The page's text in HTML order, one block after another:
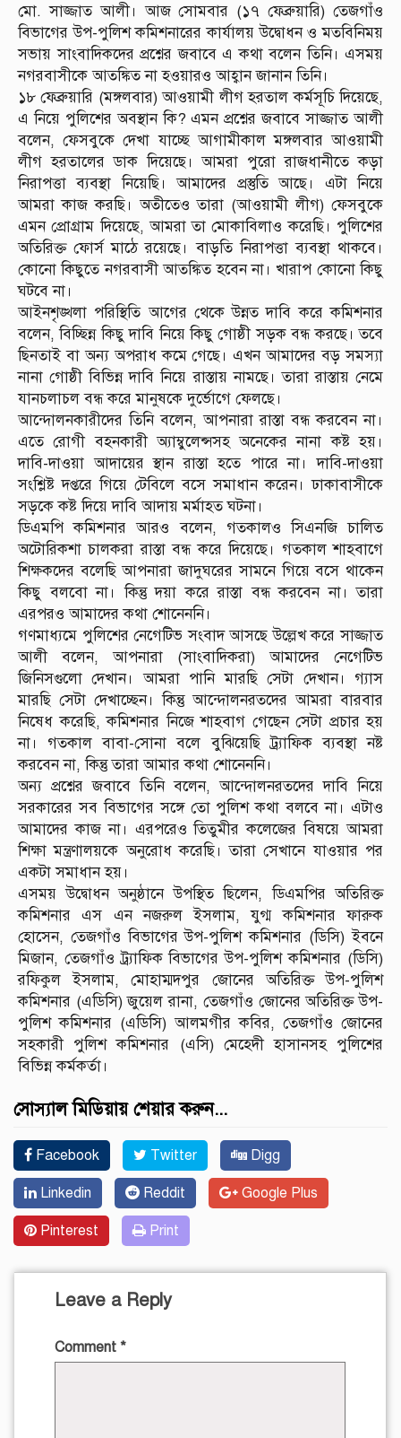
মো. সাজ্জাত আলী। আজ সোমবার (১৭ ফেব্রুয়ারি) তেজগাঁও
বিভাগের উপ-পুলিশ কমিশনারের কার্যালয় উদ্বোধন ও মতবিনিময়
সভায় সাংবাদিকদের প্রশ্নের জবাবে এ কথা বলেন তিনি। এসময়
নগরবাসীকে আতঙ্কিত না হওয়ারও আহ্বান জানান তিনি।
১৮ ফেব্রুয়ারি (মঙ্গলবার) আওয়ামী লীগ হরতাল কর্মসূচি দিয়েছে,
এ নিয়ে পুলিশের অবস্থান কি? এমন প্রশ্নের জবাবে সাজ্জাত আলী
বলেন, ফেসবুকে দেখা যাচ্ছে আগামীকাল মঙ্গলবার আওয়ামী
লীগ হরতালের ডাক দিয়েছে। আমরা পুরো রাজধানীতে কড়া
নিরাপত্তা ব্যবস্থা নিয়েছি। আমাদের প্রস্তুতি আছে। এটা নিয়ে
আমরা কাজ করছি। অতীতেও তারা (আওয়ামী লীগ) ফেসবুকে
এমন প্রোগ্রাম দিয়েছে, আমরা তা মোকাবিলাও করেছি। পুলিশের
অতিরিক্ত ফোর্স মাঠে রয়েছে। বাড়তি নিরাপত্তা ব্যবস্থা থাকবে।
কোনো কিছুতে নগরবাসী আতঙ্কিত হবেন না। খারাপ কোনো কিছু
ঘটবে না।
আইনশৃঙ্খলা পরিস্থিতি আগের থেকে উন্নত দাবি করে কমিশনার
বলেন, বিচ্ছিন্ন কিছু দাবি নিয়ে কিছু গোষ্ঠী সড়ক বন্ধ করছে। তবে
ছিনতাই বা অন্য অপরাধ কমে গেছে। এখন আমাদের বড় সমস্যা
নানা গোষ্ঠী বিভিন্ন দাবি নিয়ে রাস্তায় নামছে। তারা রাস্তায় নেমে
যানচলাচল বন্ধ করে মানুষকে দুর্ভোগে ফেলছে।
আন্দোলনকারীদের তিনি বলেন, আপনারা রাস্তা বন্ধ করবেন না।
এতে রোগী বহনকারী অ্যাম্বুলেন্সসহ অনেকের নানা কষ্ট হয়।
দাবি-দাওয়া আদায়ের স্থান রাস্তা হতে পারে না। দাবি-দাওয়া
সংশ্লিষ্ট দপ্তরে গিয়ে টেবিলে বসে সমাধান করেন। ঢাকাবাসীকে
সড়কে কষ্ট দিয়ে দাবি আদায় মর্মাহত ঘটনা।
ডিএমপি কমিশনার আরও বলেন, গতকালও সিএনজি চালিত
অটোরিকশা চালকরা রাস্তা বন্ধ করে দিয়েছে। গতকাল শাহবাগে
শিক্ষকদের বলেছি আপনারা জাদুঘরের সামনে গিয়ে বসে থাকেন
কিছু বলবো না। কিন্তু দয়া করে রাস্তা বন্ধ করবেন না। তারা
এরপরও আমাদের কথা শোনেননি।
গণমাধ্যমে পুলিশের নেগেটিভ সংবাদ আসছে উল্লেখ করে সাজ্জাত
আলী বলেন, আপনারা (সাংবাদিকরা) আমাদের নেগেটিভ
জিনিসগুলো দেখান। আমরা পানি মারছি সেটা দেখান। গ্যাস
মারছি সেটা দেখাচ্ছেন। কিন্তু আন্দোলনরতদের আমরা বারবার
নিষেধ করেছি, কমিশনার নিজে শাহবাগ গেছেন সেটা প্রচার হয়
না। গতকাল বাবা-সোনা বলে বুঝিয়েছি ট্র্যাফিক ব্যবস্থা নষ্ট
করবেন না, কিন্তু তারা আমার কথা শোনেননি।
অন্য প্রশ্নের জবাবে তিনি বলেন, আন্দোলনরতদের দাবি নিয়ে
সরকারের সব বিভাগের সঙ্গে তো পুলিশ কথা বলবে না। এটাও
আমাদের কাজ না। এরপরেও তিতুমীর কলেজের বিষয়ে আমরা
শিক্ষা মন্ত্রণালয়কে অনুরোধ করেছি। তারা সেখানে যাওয়ার পর
একটা সমাধান হয়।
এসময় উদ্বোধন অনুষ্ঠানে উপস্থিত ছিলেন, ডিএমপির অতিরিক্ত
কমিশনার এস এন নজরুল ইসলাম, যুগ্ম কমিশনার ফারুক
হোসেন, তেজগাঁও বিভাগের উপ-পুলিশ কমিশনার (ডিসি) ইবনে
মিজান, তেজগাঁও ট্র্যাফিক বিভাগের উপ-পুলিশ কমিশনার (ডিসি)
রফিকুল ইসলাম, মোহাম্মদপুর জোনের অতিরিক্ত উপ-পুলিশ
কমিশনার (এডিসি) জুয়েল রানা, তেজগাঁও জোনের অতিরিক্ত উপ-
পুলিশ কমিশনার (এডিসি) আলমগীর কবির, তেজগাঁও জোনের
সহকারী পুলিশ কমিশনার (এসি) মেহেদী হাসানসহ পুলিশের
বিভিন্ন কর্মকর্তা।
সোস্যাল মিডিয়ায় শেয়ার করুন...
Facebook Twitter Digg
Linkedin Reddit Google Plus
Pinterest Print
Leave a Reply
Comment *